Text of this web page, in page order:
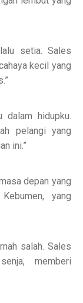
setia. Sales
kecil yang
dalam hidupku.
pelangi yang
ini.”
depan yang
yang
salah. Sales
memberi